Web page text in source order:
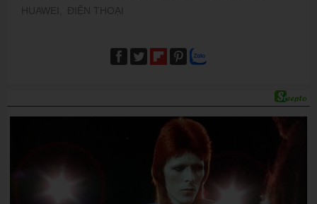
HUAWEI,
ĐIỆN THOẠI